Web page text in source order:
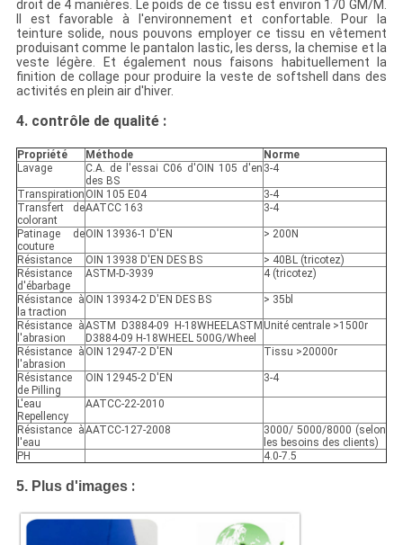
droit de 4 manières. Le poids de ce tissu est environ 170 GM/M.
Il est favorable à l'environnement et confortable. Pour la
teinture solide, nous pouvons employer ce tissu en vêtement
produisant comme le pantalon lastic, les derss, la chemise et la
veste légère. Et également nous faisons habituellement la
finition de collage pour produire la veste de softshell dans des
activités en plein air d'hiver.
4. contrôle de qualité :
Propriété Méthode
Norme
Lavage
C.A. de l'essai C06 d'OIN 105 d'en
des BS
3-4
Transpiration OIN 105 E04
3-4
Transfert de
colorant
AATCC 163 3-4
Patinage de
couture
OIN 13936-1 D'EN > 200N
Résistance OIN 13938 D'EN DES BS
> 40BL (tricotez)
Résistance
d'ébarbage
ASTM-D-3939 4 (tricotez)
Résistance à
la traction
OIN 13934-2 D'EN DES BS > 35bl
Résistance à
l'abrasion
ASTM D3884-09 H-18WHEELASTM
D3884-09 H-18WHEEL 500G/Wheel
Unité centrale >1500r
Résistance à
l'abrasion
OIN 12947-2 D'EN Tissu >20000r
Résistance
de Pilling
OIN 12945-2 D'EN 3-4
L'eau
Repellency
AATCC-22-2010
Résistance à
l'eau
AATCC-127-2008
3000/ 5000/8000 (selon
les besoins des clients)
PH
4.0-7.5
5. Plus d'images: